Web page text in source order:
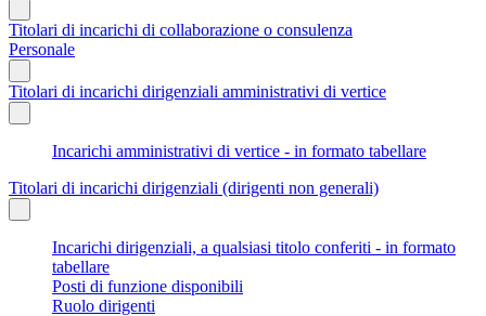
Titolari di incarichi di collaborazione o consulenza
Personale
Titolari di incarichi dirigenziali amministrativi di vertice
Incarichi amministrativi di vertice - in formato tabellare
Titolari di incarichi dirigenziali (dirigenti non generali)
Incarichi dirigenziali, a qualsiasi titolo conferiti - in formato
tabellare
Posti di funzione disponibili
Ruolo dirigenti